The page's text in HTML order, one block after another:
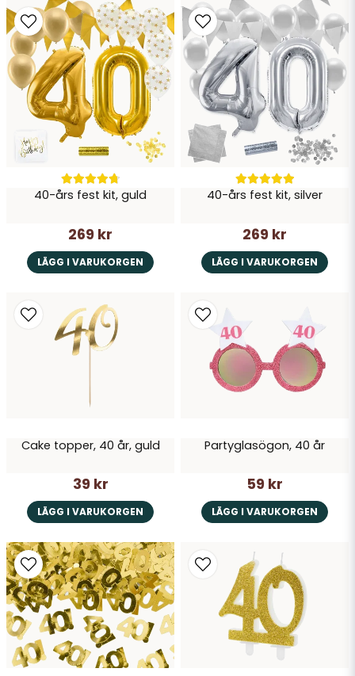
Skicka fråga
40-års fest kit, guld
269 kr
LÄGG I VARUKORGEN
40-års fest kit, silver
269 kr
LÄGG I VARUKORGEN
Cake topper, 40 år, guld
39 kr
LÄGG I VARUKORGEN
Partyglasögon, 40 år
59 kr
LÄGG I VARUKORGEN